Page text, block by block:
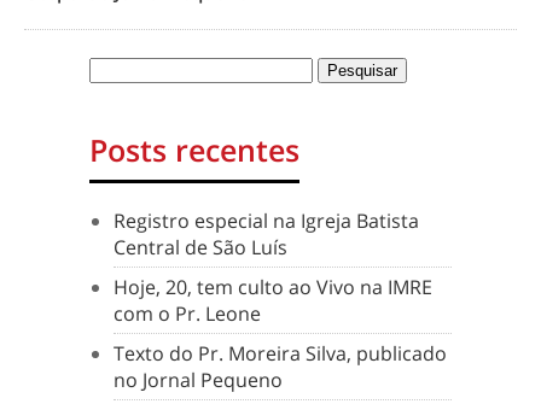
Posts recentes
Registro especial na Igreja Batista
Central de São Luís
Hoje, 20, tem culto ao Vivo na IMRE
com o Pr. Leone
Texto do Pr. Moreira Silva, publicado
no Jornal Pequeno